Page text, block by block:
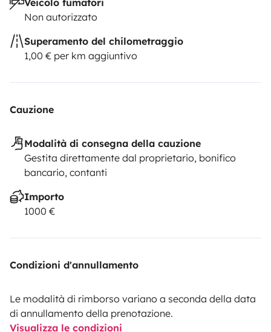
Non autorizzato
Superamento del chilometraggio
1,00 € per km aggiuntivo
Cauzione
Modalità di consegna della cauzione
Gestita direttamente dal proprietario, bonifico
bancario, contanti
Importo
1000 €
Condizioni d'annullamento
Le modalità di rimborso variano a seconda della data
di annullamento della prenotazione.
Visualizza le condizioni